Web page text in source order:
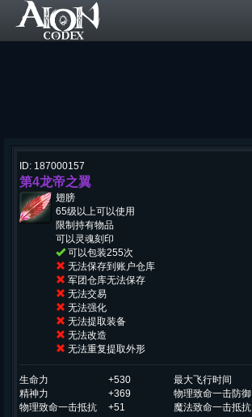
ID: 187000157
第4龙帝之翼
翅膀
65级以上可以使用
限制持有物品
可以灵魂刻印
可以包装255次
无法保存到账户仓库
军团仓库无法保存
无法交易
无法强化
无法提取装备
无法改造
无法重复提取外形
生命力 +530 最大飞行时间
精神力
+369 物理致命一击防御
物理致命一击抵抗
+51 魔法致命一击抵抗